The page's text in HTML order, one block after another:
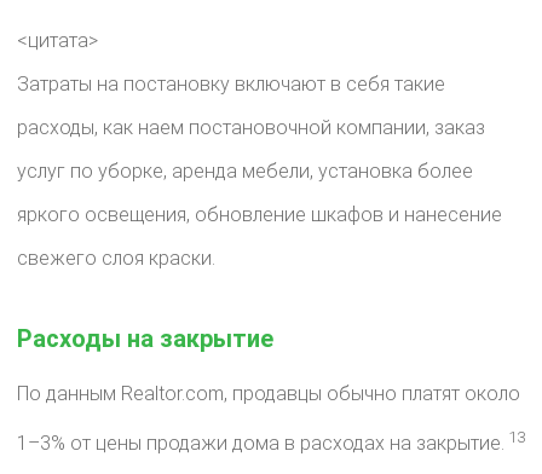
<цитата>
Затраты на постановку включают в себя такие
расходы, как наем постановочной компании, заказ
услуг по уборке, аренда мебели, установка более
яркого освещения, обновление шкафов и нанесение
свежего слоя краски.
Расходы на закрытие
По данным Realtor.com, продавцы обычно платят около
1–3% от цены продажи дома в расходах на закрытие. 13